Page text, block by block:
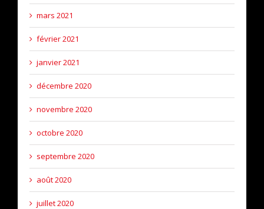
mars 2021
février 2021
janvier 2021
décembre 2020
novembre 2020
octobre 2020
septembre 2020
août 2020
juillet 2020